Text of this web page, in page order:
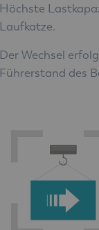
Höchste
Laufkatze.
Der Wechsel
Führerstand des